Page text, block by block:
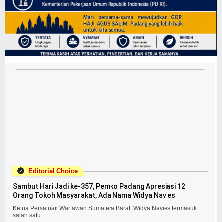
Editorial Choice
Sambut Hari Jadi ke-357, Pemko Padang Apresiasi 12
Orang Tokoh Masyarakat, Ada Nama Widya Navies
Ketua Persatuan Wartawan Sumatera Barat, Widya Navies termasuk
salah satu...